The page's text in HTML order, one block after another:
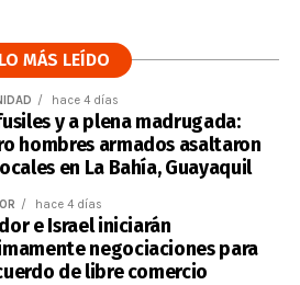
LO MÁS LEÍDO
hace 4 días
y a plena madrugada:
hombres armados asaltaron
en La Bahía, Guayaquil
hace 4 días
e Israel iniciarán
negociaciones para
de libre comercio